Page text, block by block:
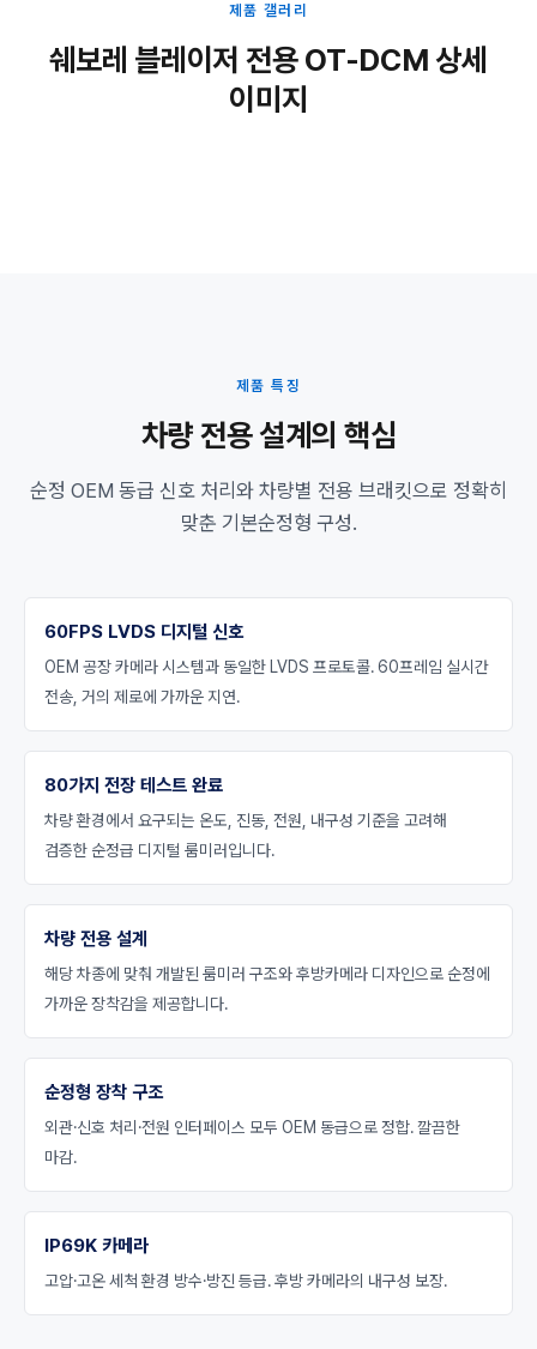
제품 갤러리
쉐보레 블레이저 전용 OT-DCM 상세
이미지
제품 특징
차량 전용 설계의 핵심
순정 OEM 동급 신호 처리와 차량별 전용 브래킷으로 정확히
맞춘 기본순정형 구성.
60FPS LVDS 디지털 신호
OEM 공장 카메라 시스템과 동일한 LVDS 프로토콜. 60프레임 실시간
전송, 거의 제로에 가까운 지연.
80가지 전장 테스트 완료
차량 환경에서 요구되는 온도, 진동, 전원, 내구성 기준을 고려해
검증한 순정급 디지털 룸미러입니다.
차량 전용 설계
해당 차종에 맞춰 개발된 룸미러 구조와 후방카메라 디자인으로 순정에
가까운 장착감을 제공합니다.
순정형 장착 구조
외관·신호 처리·전원 인터페이스 모두 OEM 동급으로 정합. 깔끔한
마감.
IP69K 카메라
고압·고온 세척 환경 방수·방진 등급. 후방 카메라의 내구성 보장.